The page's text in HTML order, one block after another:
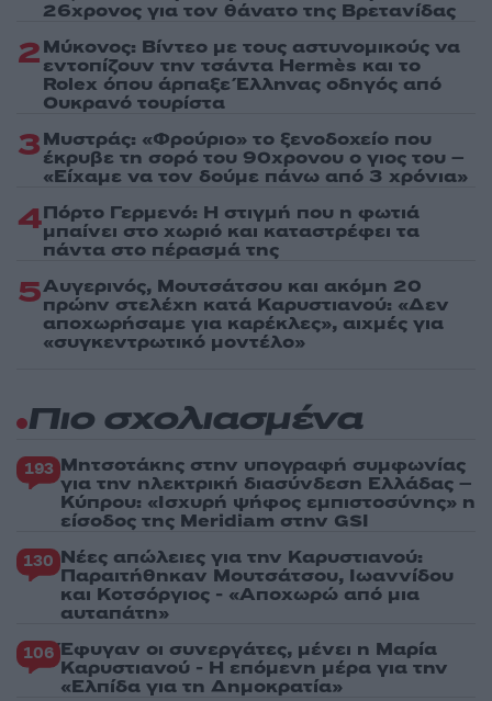
26χρονος για τον θάνατο της Βρετανίδας
2Μύκονος: Βίντεο με τους αστυνομικούς να
εντοπίζουν την τσάντα Hermès και το
Rolex όπου άρπαξε Έλληνας οδηγός από
Ουκρανό τουρίστα
3Μυστράς: «Φρούριο» το ξενοδοχείο που
έκρυβε τη σορό του 90χρονου ο γιος του –
«Είχαμε να τον δούμε πάνω από 3 χρόνια»
4Πόρτο Γερμενό: Η στιγμή που η φωτιά
μπαίνει στο χωριό και καταστρέφει τα
πάντα στο πέρασμά της
5Αυγερινός, Μουτσάτσου και ακόμη 20
πρώην στελέχη κατά Καρυστιανού: «Δεν
αποχωρήσαμε για καρέκλες», αιχμές για
«συγκεντρωτικό μοντέλο»
Πιο σχολιασμένα
193 Μητσοτάκης στην υπογραφή συμφωνίας
για την ηλεκτρική διασύνδεση Ελλάδας –
Κύπρου: «Ισχυρή ψήφος εμπιστοσύνης» η
είσοδος της Meridiam στην GSI
130 Νέες απώλειες για την Καρυστιανού:
Παραιτήθηκαν Μουτσάτσου, Ιωαννίδου
και Κοτσόργιος - «Αποχωρώ από μια
αυταπάτη»
106 Έφυγαν οι συνεργάτες, μένει η Μαρία
Καρυστιανού - Η επόμενη μέρα για την
«Ελπίδα για τη Δημοκρατία»